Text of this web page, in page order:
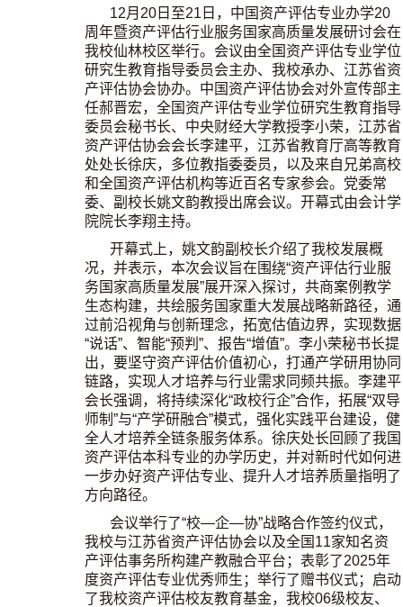
12月20日至21日，中国资产评估专业办学20
周年暨资产评估行业服务国家高质量发展研讨会在
我校仙林校区举行。会议由全国资产评估专业学位
研究生教育指导委员会主办、我校承办、江苏省资
产评估协会协办。 中国资产评估协会对外宣传部主
任郝晋宏，全国资产评估专业学位研究生教育指导
委员会秘书长、中央财经大学教授李小荣，江苏省
资产评估协会会长李建平，江苏省教育厅高等教育
处处长徐庆，多位教指委委员， 以及来自兄弟高校
和全国资产评估机构等近百名专家参会。党委常
委、副校长姚文韵教授出席会议。开幕式由会计学
院院长李翔主持。
开幕式上，姚文韵副校长介绍了我校发展概
况，并表示，本次会议旨在围绕“资产评估行业服
务国家高质量发展”展开深入探讨，共商案例教学
生态构建，共绘服务国家重大发展战略新路径，通
过前沿视角与创新理念，拓宽估值边界，实现数据
“说话”、智能“预判”、报告“增值”。李小荣秘书长提
出，要坚守资产评估价值初心，打通产学研用协同
链路，实现人才培养与行业需求同频共振。李建平
会长强调，将持续深化“政校行企”合作，拓展“双导
师制”与“产学研融合”模式，强化实践平台建设，健
全人才培养全链条服务体系。徐庆处长回顾了我国
资产评估本科专业的办学历史，并对新时代如何进
一步办好资产评估专业、提升人才培养质量指明了
方向路径。
会议举行了“校—企—协”战略合作签约仪式，
我校与江苏省资产评估协会以及全国11家知名资
产评估事务所构建产教融合平台；表彰了2025年
度资产评估专业优秀师生；举行了赠书仪式； 启动
了我校资产评估校友教育基金，我校06级校友、